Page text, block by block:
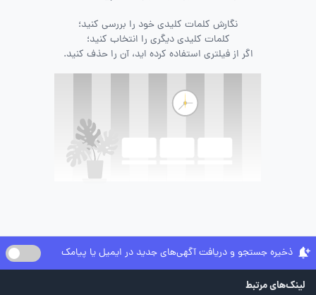
نگارش کلمات کلیدی خود را بررسی کنید؛
کلمات کلیدی دیگری را انتخاب کنید؛
اگر از فیلتری استفاده کرده اید، آن را حذف کنید.
ذخیره جستجو و دریافت آگهی‌های جدید در ایمیل یا پیامک
لینک‌های مرتبط